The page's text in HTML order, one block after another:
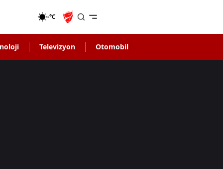
-°C
Televizyon Otomobil